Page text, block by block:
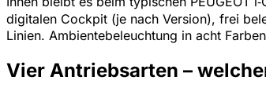
digitalen Cockpit (je nach Version), frei
Linien. Ambientebeleuchtung in acht
Vier Antriebsarten –